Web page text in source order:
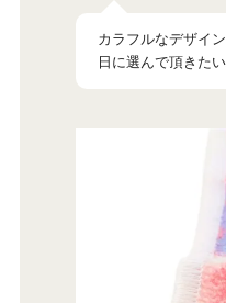
カラフルなデザイ
日に選んで頂きた